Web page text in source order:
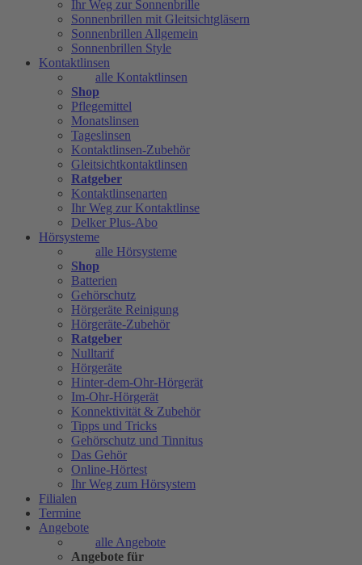
Ihr Weg zur Sonnenbrille
Sonnenbrillen mit Gleitsichtgläsern
Sonnenbrillen Allgemein
Sonnenbrillen Style
Kontaktlinsen
alle Kontaktlinsen
Shop
Pflegemittel
Monatslinsen
Tageslinsen
Kontaktlinsen-Zubehör
Gleitsichtkontaktlinsen
Ratgeber
Kontaktlinsenarten
Ihr Weg zur Kontaktlinse
Delker Plus-Abo
Hörsysteme
alle Hörsysteme
Shop
Batterien
Gehörschutz
Hörgeräte Reinigung
Hörgeräte-Zubehör
Ratgeber
Nulltarif
Hörgeräte
Hinter-dem-Ohr-Hörgerät
Im-Ohr-Hörgerät
Konnektivität & Zubehör
Tipps und Tricks
Gehörschutz und Tinnitus
Das Gehör
Online-Hörtest
Ihr Weg zum Hörsystem
Filialen
Termine
Angebote
alle Angebote
Angebote für